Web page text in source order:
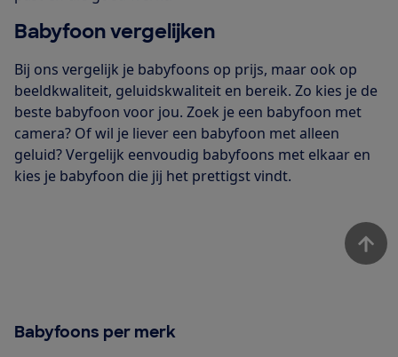
Babyfoon vergelijken
Bij ons vergelijk je babyfoons op prijs, maar ook op
beeldkwaliteit, geluidskwaliteit en bereik. Zo kies je de
beste babyfoon voor jou. Zoek je een babyfoon met
camera? Of wil je liever een babyfoon met alleen
geluid? Vergelijk eenvoudig babyfoons met elkaar en
kies je babyfoon die jij het prettigst vindt.
Babyfoons per merk